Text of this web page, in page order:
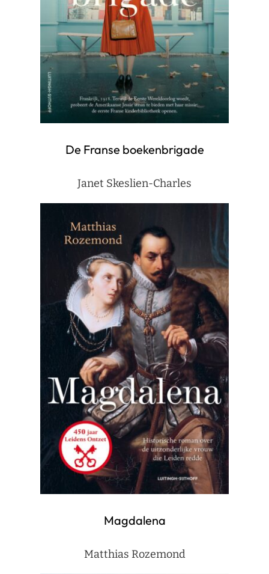
De Franse boekenbrigade
Janet Skeslien-Charles
Magdalena
Matthias Rozemond